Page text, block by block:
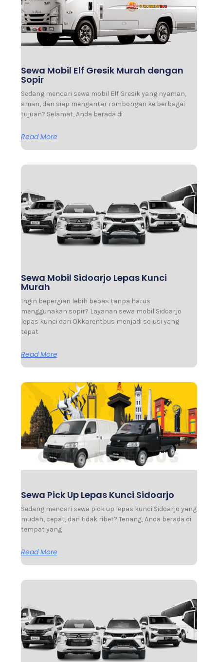
Sewa Mobil Elf Gresik Murah dengan
Sopir
Sedang mencari sewa mobil Elf Gresik yang nyaman,
aman, dan siap mengantar rombongan ke berbagai
tujuan? Selamat, Anda berada di
Read More
Sewa Mobil Sidoarjo Lepas Kunci
Murah
Ingin bepergian lebih bebas tanpa harus
menggunakan sopir? Layanan sewa mobil Sidoarjo
lepas kunci dari Okkarentbus menjadi solusi yang
tepat
Read More
Sewa Pick Up Lepas Kunci Sidoarjo
Sedang mencari sewa pick up lepas kunci Sidoarjo yang
mudah, cepat, dan tidak ribet? Tenang, Anda berada di
tempat yang
Read More